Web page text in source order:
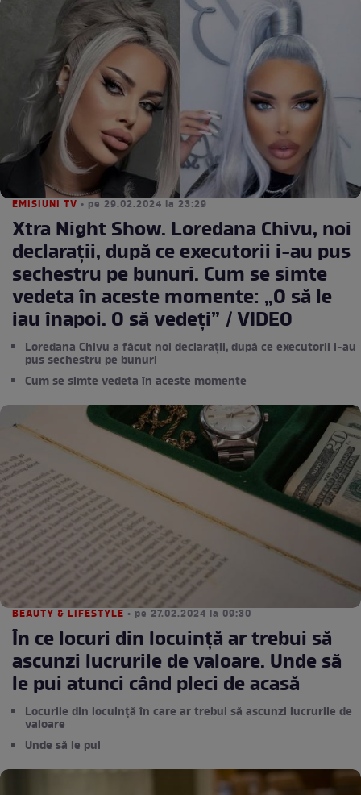
EMISIUNI TV • pe 29.02.2024 la 23:29
Xtra Night Show. Loredana Chivu, noi
declarații, după ce executorii i-au pus
sechestru pe bunuri. Cum se simte
vedeta în aceste momente: „O să le
iau înapoi. O să vedeți” / VIDEO
Loredana Chivu a făcut noi declarații, după ce executorii i-au
pus sechestru pe bunuri
Cum se simte vedeta în aceste momente
BEAUTY & LIFESTYLE • pe 27.02.2024 la 09:30
În ce locuri din locuință ar trebui să
ascunzi lucrurile de valoare. Unde să
le pui atunci când pleci de acasă
Locurile din locuință în care ar trebui să ascunzi lucrurile de
valoare
Unde să le pui